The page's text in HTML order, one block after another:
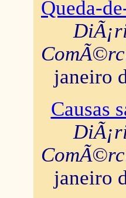
Queda-
janeiro
Causas
janeiro